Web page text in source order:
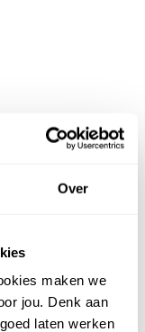
Over
maken we
jou. Denk aan
laten werken